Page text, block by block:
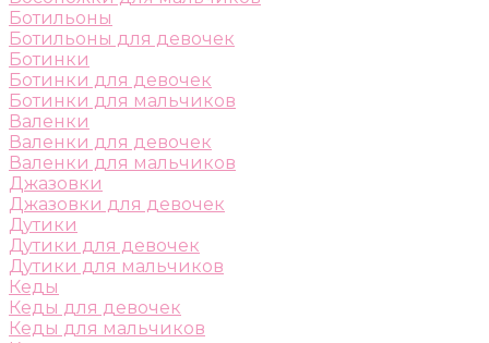
Ботильоны
Ботильоны для девочек
Ботинки
Ботинки для девочек
Ботинки для мальчиков
Валенки
Валенки для девочек
Валенки для мальчиков
Джазовки
Джазовки для девочек
Дутики
Дутики для девочек
Дутики для мальчиков
Кеды
Кеды для девочек
Кеды для мальчиков